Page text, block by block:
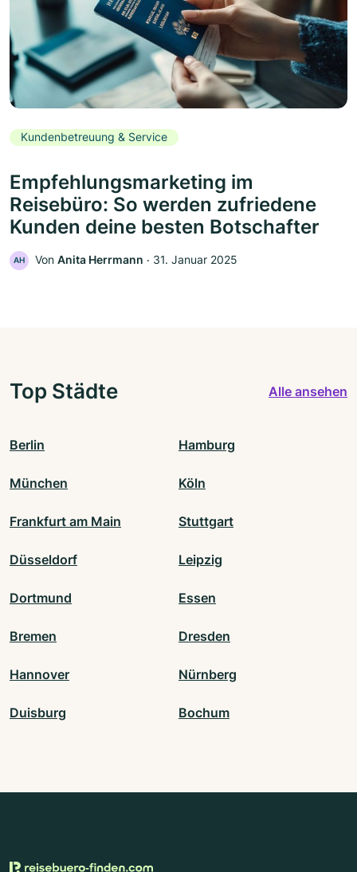
Kundenbetreuung & Service
Empfehlungsmarketing im
Reisebüro: So werden zufriedene
Kunden deine besten Botschafter
AH Von Anita Herrmann ‧ 31. Januar 2025
Top Städte Alle ansehen
Berlin Hamburg
München Köln
Frankfurt am Main Stuttgart
Düsseldorf Leipzig
Dortmund Essen
Bremen Dresden
Hannover Nürnberg
Duisburg Bochum